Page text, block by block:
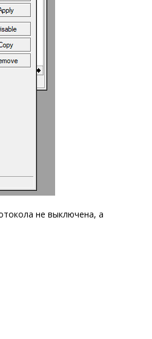
не выключена, а